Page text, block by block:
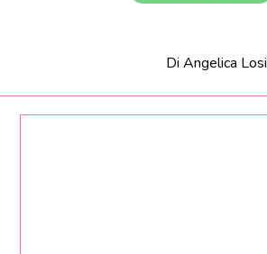
Di Angelica Losi